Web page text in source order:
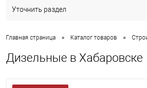
Уточнить раздел
Главная страница • Каталог товаров •
Дизельные в Хабаровске